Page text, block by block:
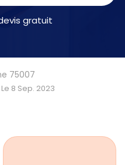
gratuit
75007
8 Sep. 2023